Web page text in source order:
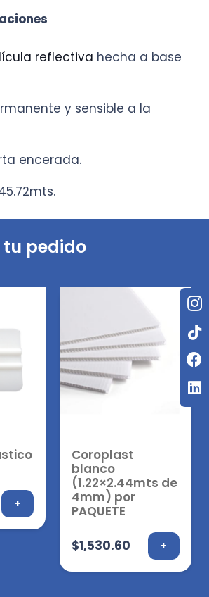
reflectiva hecha a base
y sensible a la
encerada.
pedido
+
Coroplast
blanco
(1.22×2.44mts de
4mm) por
PAQUETE
$1,530.60 +